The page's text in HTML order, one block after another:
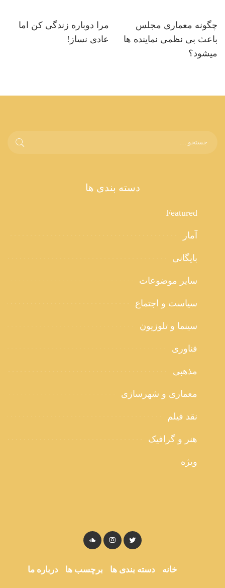
چگونه معماری مجلس
باعث بی نظمی نماینده ها
میشود؟
مرا دوباره زندگی کن اما
عادی نساز!
دسته بندی ها
Featured
آمار
بایگانی
سایر موضوعات
سیاست و اجتماع
سینما و تلوزیون
فناوری
مذهبی
معماری و شهرسازی
نقد فیلم
هنر و گرافیک
ویژه
خانه دسته بندی ها برچسب ها درباره ما